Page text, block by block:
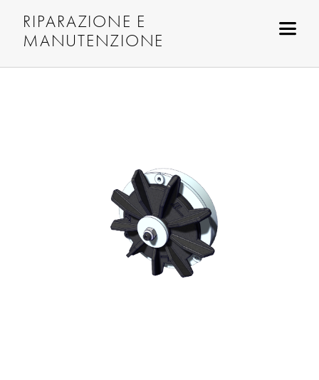
RIPARAZIONE E
MANUTENZIONE